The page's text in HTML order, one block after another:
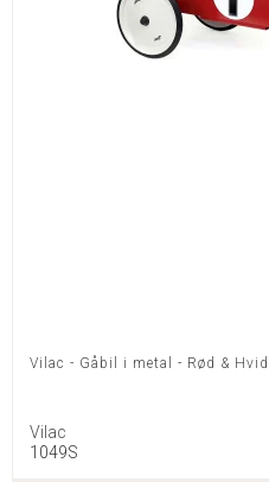
Vilac - Gåbil i metal - Rød & Hvid
Vilac
1049S